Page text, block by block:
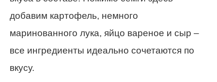
добавим картофель, немного
маринованного лука, яйцо вареное и сыр –
все ингредиенты идеально сочетаются по
вкусу.